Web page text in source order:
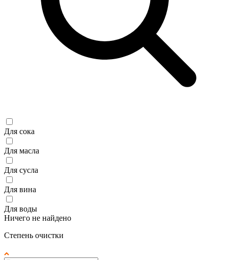
Для сока
Для масла
Для сусла
Для вина
Для воды
Ничего не найдено
Степень очистки